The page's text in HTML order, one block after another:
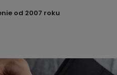
od 2007 roku